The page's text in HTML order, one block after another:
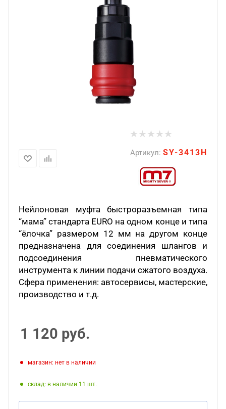
Артикул: SY-3413H
Нейлоновая муфта быстроразъемная типа
“мама” стандарта EURO на одном конце и типа
“ёлочка” размером 12 мм на другом конце
предназначена для соединения шлангов и
подсоединения пневматического
инструмента к линии подачи сжатого воздуха.
Сфера применения: автосервисы, мастерские,
производство и т.д.
1 120 руб.
Магазин: нет в наличии
Склад: в наличии 11